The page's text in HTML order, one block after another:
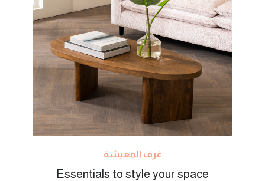
غرف المعيشة
Essentials to style your space